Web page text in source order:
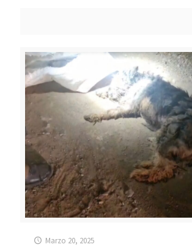
Marzo 20, 2025